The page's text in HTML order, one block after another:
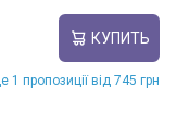
КУПИТЬ
1 пропозиції від 745 грн